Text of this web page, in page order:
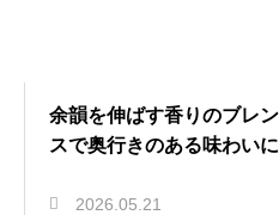
余韻を伸ばす香りのブレ
スで奥行きのある味わいに
2026.05.21